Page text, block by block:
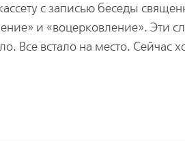
с записью беседы
и «воцерковление». Эти
Все встало на место. Сейчас